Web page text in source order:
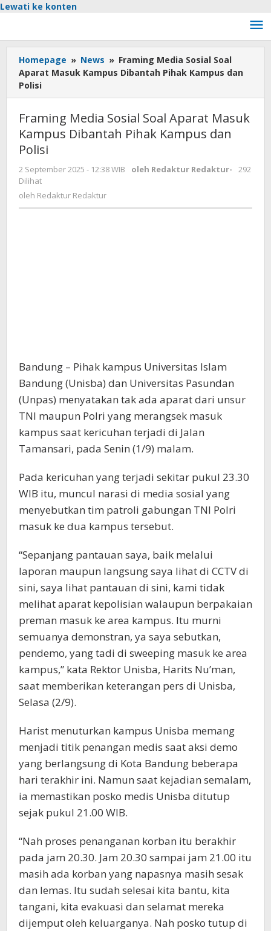
Lewati ke konten
Homepage » News » Framing Media Sosial Soal
Aparat Masuk Kampus Dibantah Pihak Kampus dan
Polisi
Framing Media Sosial Soal Aparat Masuk
Kampus Dibantah Pihak Kampus dan
Polisi
2 September 2025 - 12:38 WIB oleh Redaktur Redaktur-
292
Dilihat
oleh Redaktur Redaktur
Bandung – Pihak kampus Universitas Islam
Bandung (Unisba) dan Universitas Pasundan
(Unpas) menyatakan tak ada aparat dari unsur
TNI maupun Polri yang merangsek masuk
kampus saat kericuhan terjadi di Jalan
Tamansari, pada Senin (1/9) malam.
Pada kericuhan yang terjadi sekitar pukul 23.30
WIB itu, muncul narasi di media sosial yang
menyebutkan tim patroli gabungan TNI Polri
masuk ke dua kampus tersebut.
“Sepanjang pantauan saya, baik melalui
laporan maupun langsung saya lihat di CCTV di
sini, saya lihat pantauan di sini, kami tidak
melihat aparat kepolisian walaupun berpakaian
preman masuk ke area kampus. Itu murni
semuanya demonstran, ya saya sebutkan,
pendemo, yang tadi di sweeping masuk ke area
kampus,” kata Rektor Unisba, Harits Nu’man,
saat memberikan keterangan pers di Unisba,
Selasa (2/9).
Harist menuturkan kampus Unisba memang
menjadi titik penangan medis saat aksi demo
yang berlangsung di Kota Bandung beberapa
hari terakhir ini. Namun saat kejadian semalam,
ia memastikan posko medis Unisba ditutup
sejak pukul 21.00 WIB.
“Nah proses penanganan korban itu berakhir
pada jam 20.30. Jam 20.30 sampai jam 21.00 itu
masih ada korban yang napasnya masih sesak
dan lemas. Itu sudah selesai kita bantu, kita
tangani, kita evakuasi dan selamat mereka
dijemput oleh keluarganya. Nah posko tutup di